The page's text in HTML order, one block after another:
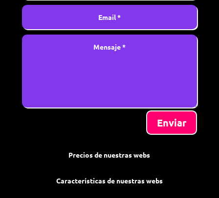
Enviar
Precios de nuestras webs
Características de nuestras webs